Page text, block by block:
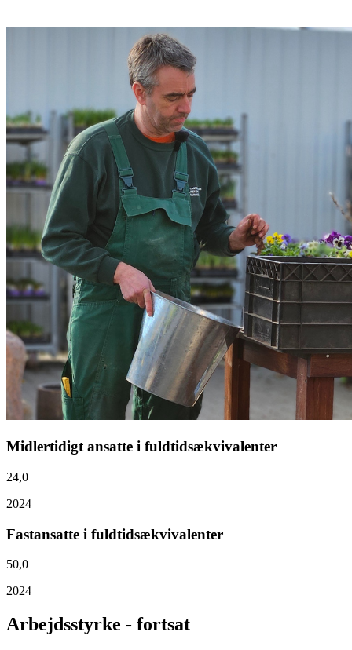
Midlertidigt ansatte i fuldtidsækvivalenter
24,0
2024
Fastansatte i fuldtidsækvivalenter
50,0
2024
Arbejdsstyrke - fortsat